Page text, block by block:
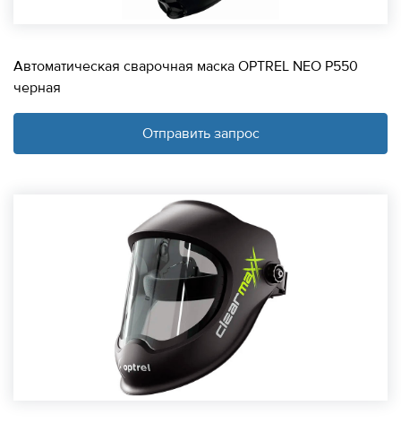
Автоматическая сварочная маска OPTREL NEO P550
черная
Отправить запрос